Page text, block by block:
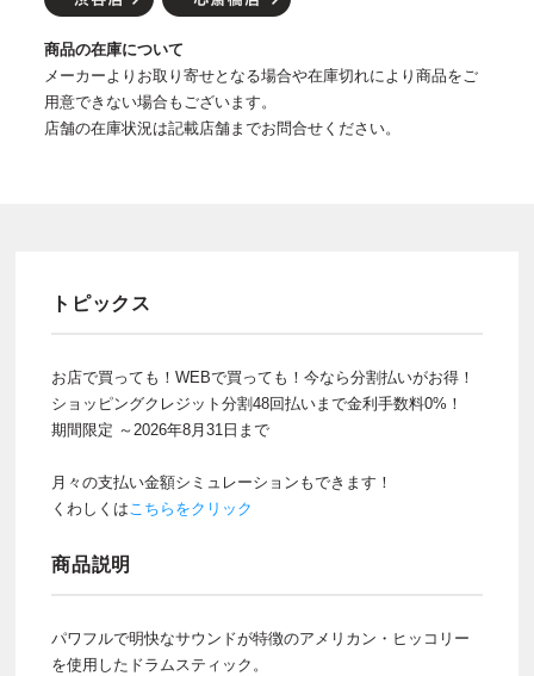
商品の在庫について
メーカーよりお取り寄せとなる場合や在庫切れにより商品をご
用意できない場合もございます。
店舗の在庫状況は記載店舗までお問合せください。
トピックス
お店で買っても！WEBで買っても！今なら分割払いがお得！
ショッピングクレジット分割48回払いまで金利手数料0%！
期間限定 ～2026年8月31日まで
月々の支払い金額シミュレーションもできます！
くわしくはこちらをクリック
商品説明
パワフルで明快なサウンドが特徴のアメリカン・ヒッコリー
を使用したドラムスティック。